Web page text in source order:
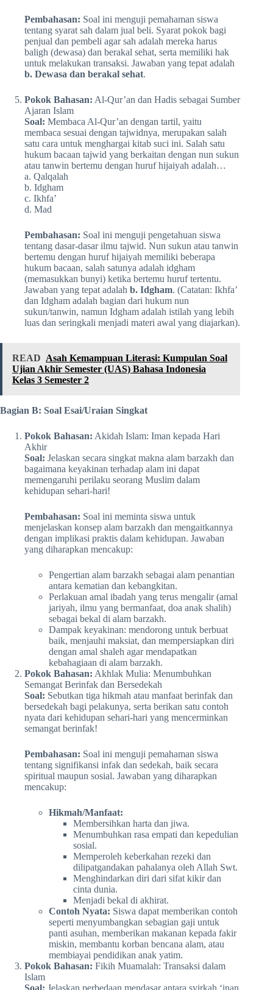
Pembahasan: Soal ini menguji pemahaman siswa
tentang syarat sah dalam jual beli. Syarat pokok bagi
penjual dan pembeli agar sah adalah mereka harus
baligh (dewasa) dan berakal sehat, serta memiliki hak
untuk melakukan transaksi. Jawaban yang tepat adalah
b. Dewasa dan berakal sehat.
Pokok Bahasan: Al-Qur’an dan Hadis sebagai Sumber
Ajaran Islam
Soal: Membaca Al-Qur’an dengan tartil, yaitu
membaca sesuai dengan tajwidnya, merupakan salah
satu cara untuk menghargai kitab suci ini. Salah satu
hukum bacaan tajwid yang berkaitan dengan nun sukun
atau tanwin bertemu dengan huruf hijaiyah adalah…
a. Qalqalah
b. Idgham
c. Ikhfa’
d. Mad
Pembahasan: Soal ini menguji pengetahuan siswa
tentang dasar-dasar ilmu tajwid. Nun sukun atau tanwin
bertemu dengan huruf hijaiyah memiliki beberapa
hukum bacaan, salah satunya adalah idgham
(memasukkan bunyi) ketika bertemu huruf tertentu.
Jawaban yang tepat adalah b. Idgham. (Catatan: Ikhfa’
dan Idgham adalah bagian dari hukum nun
sukun/tanwin, namun Idgham adalah istilah yang lebih
luas dan seringkali menjadi materi awal yang diajarkan).
READ Asah Kemampuan Literasi: Kumpulan Soal
Ujian Akhir Semester (UAS) Bahasa Indonesia
Kelas 3 Semester 2
Bagian B: Soal Esai/Uraian Singkat
Pokok Bahasan: Akidah Islam: Iman kepada Hari
Akhir
Soal: Jelaskan secara singkat makna alam barzakh dan
bagaimana keyakinan terhadap alam ini dapat
memengaruhi perilaku seorang Muslim dalam
kehidupan sehari-hari!
Pembahasan: Soal ini meminta siswa untuk
menjelaskan konsep alam barzakh dan mengaitkannya
dengan implikasi praktis dalam kehidupan. Jawaban
yang diharapkan mencakup:
Pengertian alam barzakh sebagai alam penantian
antara kematian dan kebangkitan.
Perlakuan amal ibadah yang terus mengalir (amal
jariyah, ilmu yang bermanfaat, doa anak shalih)
sebagai bekal di alam barzakh.
Dampak keyakinan: mendorong untuk berbuat
baik, menjauhi maksiat, dan mempersiapkan diri
dengan amal shaleh agar mendapatkan
kebahagiaan di alam barzakh.
Pokok Bahasan: Akhlak Mulia: Menumbuhkan
Semangat Berinfak dan Bersedekah
Soal: Sebutkan tiga hikmah atau manfaat berinfak dan
bersedekah bagi pelakunya, serta berikan satu contoh
nyata dari kehidupan sehari-hari yang mencerminkan
semangat berinfak!
Pembahasan: Soal ini menguji pemahaman siswa
tentang signifikansi infak dan sedekah, baik secara
spiritual maupun sosial. Jawaban yang diharapkan
mencakup:
Hikmah/Manfaat:
Membersihkan harta dan jiwa.
Menumbuhkan rasa empati dan kepedulian
sosial.
Memperoleh keberkahan rezeki dan
dilipatgandakan pahalanya oleh Allah Swt.
Menghindarkan diri dari sifat kikir dan
cinta dunia.
Menjadi bekal di akhirat.
Contoh Nyata: Siswa dapat memberikan contoh
seperti menyumbangkan sebagian gaji untuk
panti asuhan, memberikan makanan kepada fakir
miskin, membantu korban bencana alam, atau
membiayai pendidikan anak yatim.
Pokok Bahasan: Fikih Muamalah: Transaksi dalam
Islam